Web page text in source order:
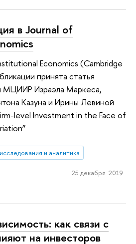
в Journal of
Economics (Cambridge
принята статья
МЦИИР Израэла Маркеса,
Казуна и Ирины Левиной
level Investment in the Face of
исследования и аналитика
25 декабря 2019
как связи с
на инвесторов